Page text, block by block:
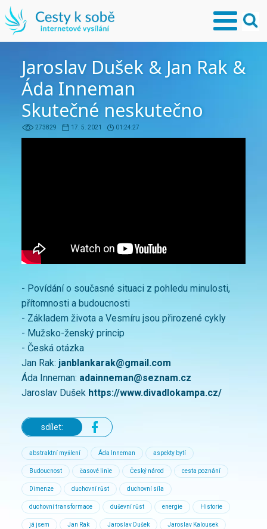
Jaroslav Dušek & Jan Rak &
Áda Inneman
Skutečné neskutečno
273829 17. 5. 2021 01:24:27
- Povídání o současné situaci z pohledu minulosti,
přítomnosti a budoucnosti
- Základem života a Vesmíru jsou přirozené cykly
- Mužsko-ženský princip
- Česká otázka
Jan Rak: janblankarak@gmail.com
Áda Inneman: adainneman@seznam.cz
Jaroslav Dušek https://www.divadlokampa.cz/
sdílet:
abstraktní myšlení Áda Inneman aspekty bytí
Budoucnost časové linie Český národ cesta poznání
Dimenze duchovní růst duchovní síla
duchovní transformace duševní růst energie Historie
já jsem Jan Rak Jaroslav Dušek Jaroslav Kalousek